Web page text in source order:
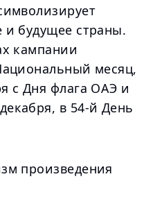
будущее страны.
кампании
месяц,
с Дня флага ОАЭ и
в 54-й День
произведения